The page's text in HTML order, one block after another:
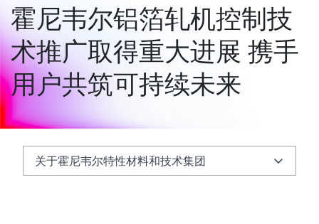
霍尼韦尔铝箔轧机控制技
术推广取得重大进展 携手
用户共筑可持续未来
关于霍尼韦尔特性材料和技术集团